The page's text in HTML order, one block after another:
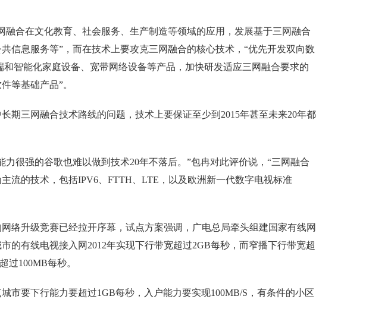
融合在文化教育、社会服务、生产制造等领域的应用，发展基于三网融合
信息服务等”，而在技术上要攻克三网融合的核心技术，“优先开发双向数
智能化家庭设备、宽带网络设备等产品，加快研发适应三网融合要求的
等基础产品”。
期三网融合技术路线的问题，技术上要保证至少到2015年甚至未来20年都
力很强的谷歌也难以做到技术20年不落后。”包冉对此评价说，“三网融合
流的技术，包括IPV6、FTTH、LTE，以及欧洲新一代数字电视标准
络升级竞赛已经拉开序幕，试点方案强调，广电总局牵头组建国家有线网
的有线电视接入网2012年实现下行带宽超过2GB每秒，而窄播下行带宽超
过100MB每秒。
市要下行能力要超过1GB每秒，入户能力要实现100MB/S，有条件的小区